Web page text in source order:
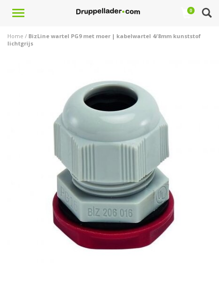
Toggle
0
Home / BizLine wartel PG9 met moer | kabelwartel 4/8mm kunststof
lichtgrijs